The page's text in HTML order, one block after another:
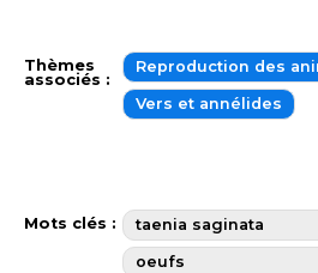
Thèmes
associés :
Reproduction des
Vers et annélides
Mots clés : taenia saginata
oeufs